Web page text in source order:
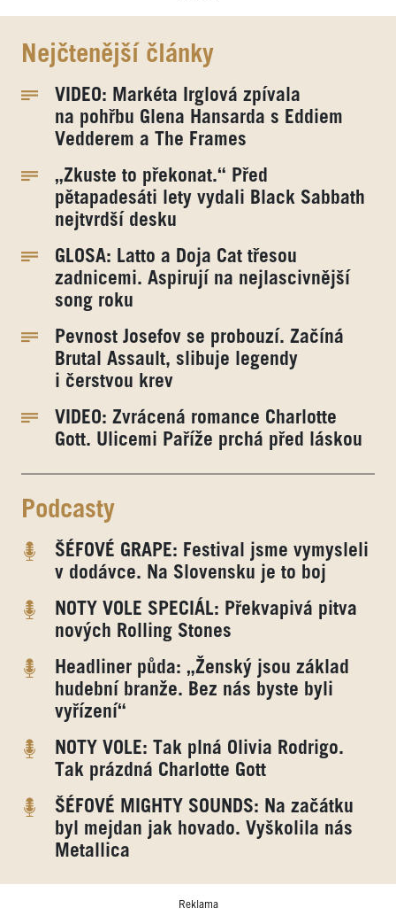
Nejčtenější články
VIDEO: Markéta Irglová zpívala
na pohřbu Glena Hansarda s Eddiem
Vedderem a The Frames
„Zkuste to překonat.“ Před
pětapadesáti lety vydali Black Sabbath
nejtvrdší desku
GLOSA: Latto a Doja Cat třesou
zadnicemi. Aspirují na nejlascivnější
song roku
Pevnost Josefov se probouzí. Začíná
Brutal Assault, slibuje legendy
i čerstvou krev
VIDEO: Zvrácená romance Charlotte
Gott. Ulicemi Paříže prchá před láskou
Podcasty
ŠÉFOVÉ GRAPE: Festival jsme vymysleli
v dodávce. Na Slovensku je to boj
NOTY VOLE SPECIÁL: Překvapivá pitva
nových Rolling Stones
Headliner půda: „Ženský jsou základ
hudební branže. Bez nás byste byli
vyřízení“
NOTY VOLE: Tak plná Olivia Rodrigo.
Tak prázdná Charlotte Gott
ŠÉFOVÉ MIGHTY SOUNDS: Na začátku
byl mejdan jak hovado. Vyškolila nás
Metallica
Reklama